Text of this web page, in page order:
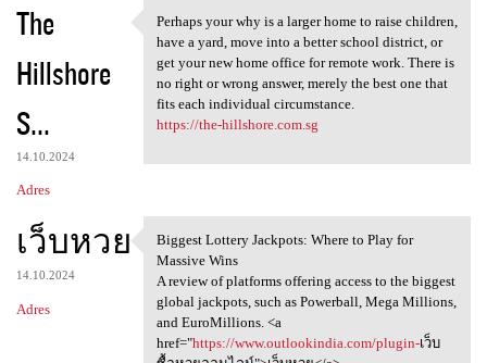
The
Hillshore
S...
14.10.2024
Adres
Perhaps your why is a larger
Perhaps your why is a larger home to raise children,
have a yard, move into a better school district, or
get your new home office for remote work. There is
no right or wrong answer, merely the best one that
fits each individual circumstance.
https://the-hillshore.com.sg
เว็บหวย
14.10.2024
Adres
Biggest Lottery Jackpots:
Biggest Lottery Jackpots: Where to Play for
Massive Wins
A review of platforms offering access to the biggest
global jackpots, such as Powerball, Mega Millions,
and EuroMillions. <a
href="https://www.outlookindia.com/plugin-เว็บ